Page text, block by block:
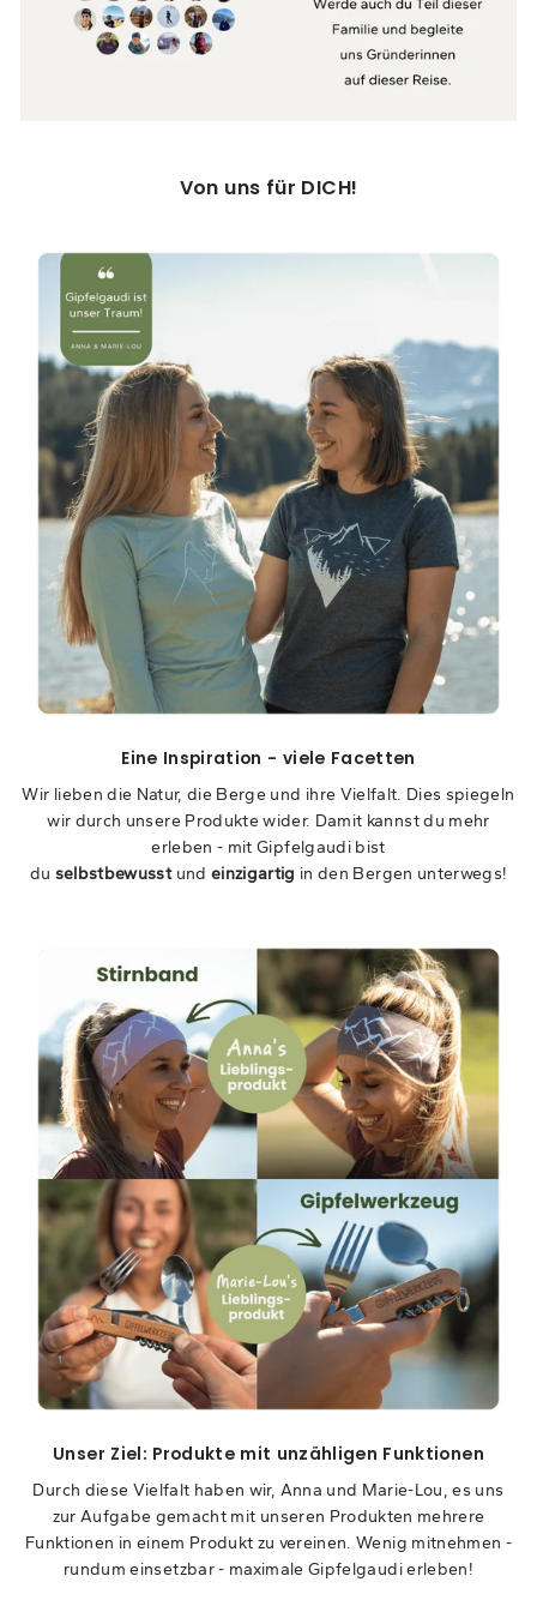
Von uns für DICH!
Eine Inspiration - viele Facetten
Wir lieben die Natur, die Berge und ihre Vielfalt. Dies spiegeln
wir durch unsere Produkte wider. Damit kannst du mehr
erleben - mit Gipfelgaudi bist
du selbstbewusst und einzigartig in den Bergen unterwegs!
Unser Ziel: Produkte mit unzähligen Funktionen
Durch diese Vielfalt haben wir, Anna und Marie-Lou, es uns
zur Aufgabe gemacht mit unseren Produkten mehrere
Funktionen in einem Produkt zu vereinen. Wenig mitnehmen -
rundum einsetzbar - maximale Gipfelgaudi erleben!